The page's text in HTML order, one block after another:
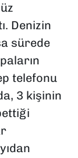
Denizin
sürede
telefonu
3 kişinin